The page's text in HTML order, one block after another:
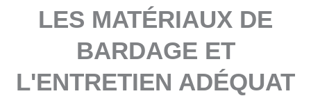
LES MATÉRIAUX DE
BARDAGE ET
L'ENTRETIEN ADÉQUAT